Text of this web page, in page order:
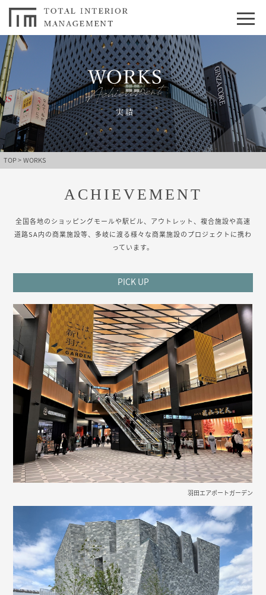
TOP > WORKS
ACHIEVEMENT
全国各地のショッピングモールや駅ビル、アウトレット、複合施設や高速
道路SA内の商業施設等、 多岐に渡る様々な商業施設のプロジェクトに携わ
っています。
PICK UP
羽田エアポートガーデン